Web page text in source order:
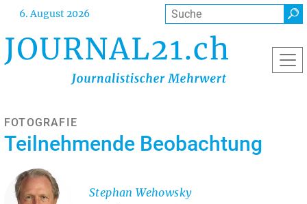
Direkt
Inhalt
6. August 2026 Suche
FOTOGRAFIE
Teilnehmende Beobachtung
Stephan Wehowsky